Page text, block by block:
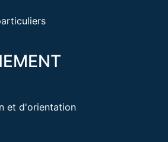
et d'orientation